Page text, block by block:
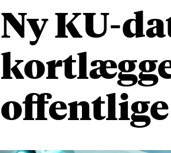
Ny KU-
offentlige